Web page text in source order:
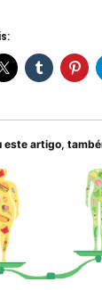
este artigo,